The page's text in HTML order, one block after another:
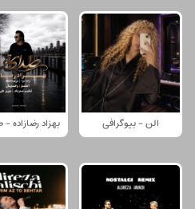
الن - بیوگرافی بهزاد رضازاده